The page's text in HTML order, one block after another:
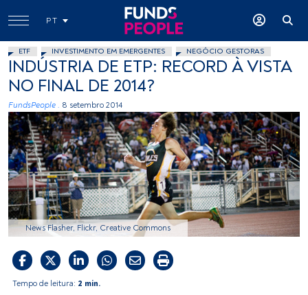
PT
ETF INVESTIMENTO EM EMERGENTES NEGÓCIO GESTORAS
INDÚSTRIA DE ETP: RECORD À VISTA
NO FINAL DE 2014?
FundsPeople . 8 setembro 2014
News Flasher, Flickr, Creative Commons
Tempo de leitura: 2 min.